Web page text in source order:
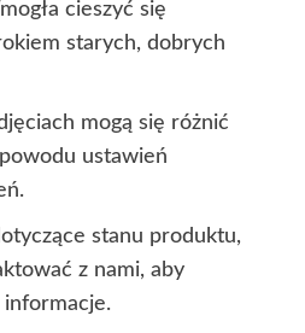
cieszyć się
starych, dobrych
mogą się różnić
ustawień
stanu produktu,
z nami, aby
informacje.